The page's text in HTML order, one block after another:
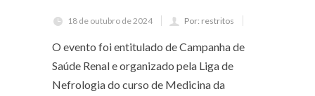
18 de outubro de 2024 Por: restritos
O evento foi entitulado de Campanha de
Saúde Renal e organizado pela Liga de
Nefrologia do curso de Medicina da